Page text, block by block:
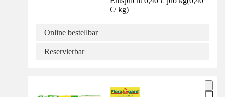
€/ kg)
Online bestellbar
Reservierbar